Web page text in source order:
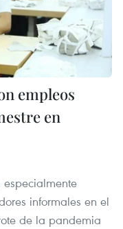
empleos
en
informales en el
de la pandemia